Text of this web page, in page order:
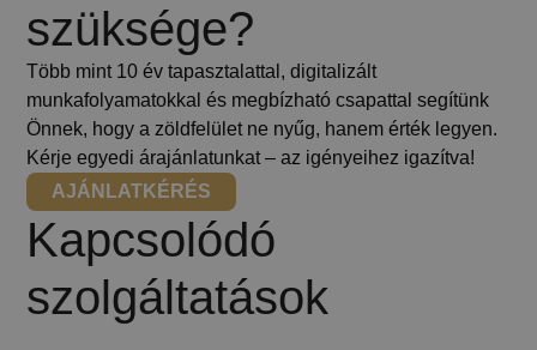
szüksége?
Több mint 10 év tapasztalattal, digitalizált
munkafolyamatokkal és megbízható csapattal segítünk
Önnek, hogy a zöldfelület ne nyűg, hanem érték legyen.
Kérje egyedi árajánlatunkat – az igényeihez igazítva!
AJÁNLATKÉRÉS
Kapcsolódó
szolgáltatások